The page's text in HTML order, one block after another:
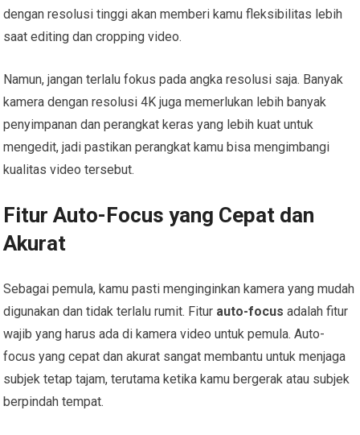
dengan resolusi tinggi akan memberi kamu fleksibilitas lebih
saat editing dan cropping video.
Namun, jangan terlalu fokus pada angka resolusi saja. Banyak
kamera dengan resolusi 4K juga memerlukan lebih banyak
penyimpanan dan perangkat keras yang lebih kuat untuk
mengedit, jadi pastikan perangkat kamu bisa mengimbangi
kualitas video tersebut.
Fitur Auto-Focus yang Cepat dan
Akurat
Sebagai pemula, kamu pasti menginginkan kamera yang mudah
digunakan dan tidak terlalu rumit. Fitur auto-focus adalah fitur
wajib yang harus ada di kamera video untuk pemula. Auto-
focus yang cepat dan akurat sangat membantu untuk menjaga
subjek tetap tajam, terutama ketika kamu bergerak atau subjek
berpindah tempat.